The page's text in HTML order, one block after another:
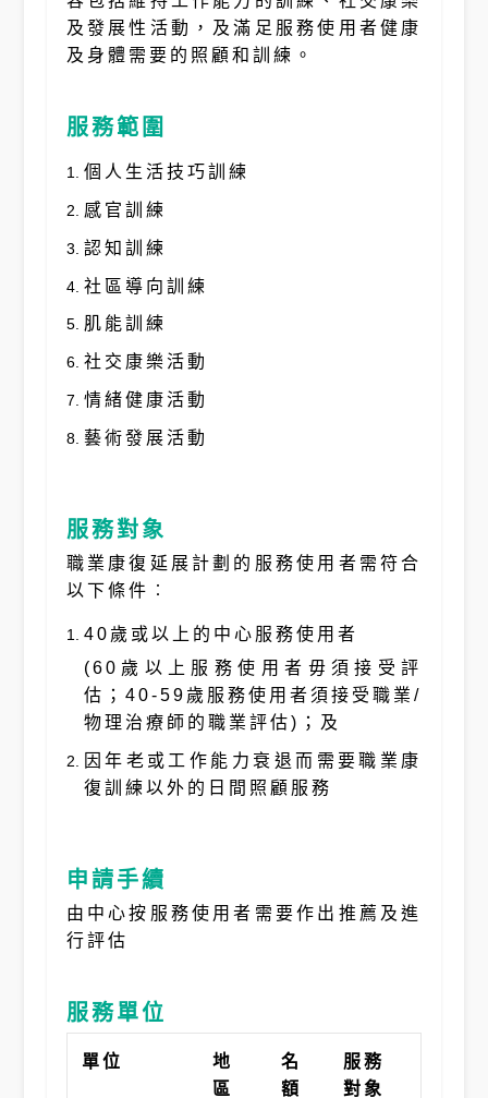
及發展性活動，及滿足服務使用者健康
及身體需要的照顧和訓練。
服務範圍
個人生活技巧訓練
感官訓練
認知訓練
社區導向訓練
肌能訓練
社交康樂活動
情緒健康活動
藝術發展活動
服務對象
職業康復延展計劃的服務使用者需符合
以下條件︰
40歲或以上的中心服務使用者
(60歲以上服務使用者毋須接受評
估；40-59歲服務使用者須接受職業/
物理治療師的職業評估)；及
因年老或工作能力衰退而需要職業康
復訓練以外的日間照顧服務
申請手續
由中心按服務使用者需要作出推薦及進
行評估
服務單位
單位
地
區
名
額
服務
對象